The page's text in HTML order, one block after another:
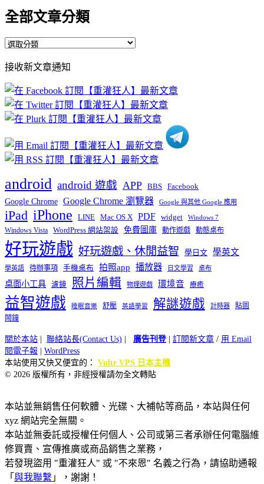
全部文章分類
全
文
章
分
類
接收新文章通知
android android 遊戲 APP BBS Facebook
Google Chrome Google Chrome 瀏覽器 Google 與其他 Google 應用
iPad iPhone LINE Mac OS X PDF widget Windows 7
Windows Vista WordPress 網站架設 免費圖庫 動作遊戲 動態桌布
好玩遊戲 好玩遊戲、休閒益智 學日文 學英文
學英語 待辦事項 手機桌布 拍照app 播放器 日文學習 桌布
桌面小工具 濾鏡 照片編輯 物理遊戲 環境音 療癒
益智遊戲 睡眠音樂 舒壓 英語學習 解謎遊戲 計時器
貼圖
鬧鐘
關於本站 聯絡站長(Contact Us) 廣告刊登| 訂閱新文章 / 用 Email
閱電子報
WordPress
本站使用又快又便宜的： Vultr VPS 日本主機
© 2026 版權所有，非經授權請勿全文轉貼
本站並無銷售任何軟體、光碟、大補帖等商品，本站與任何
xyz 網站完全無關。
本站並無委託或授權任何個人、公司或第三者承辦任何電腦維
修買賣、宣傳推廣或商品銷售之業務，
若發現盜用 "重灌狂人" 或 "不來恩" 名義之行為，請協助通報
「 與我聯繫 」，謝謝！